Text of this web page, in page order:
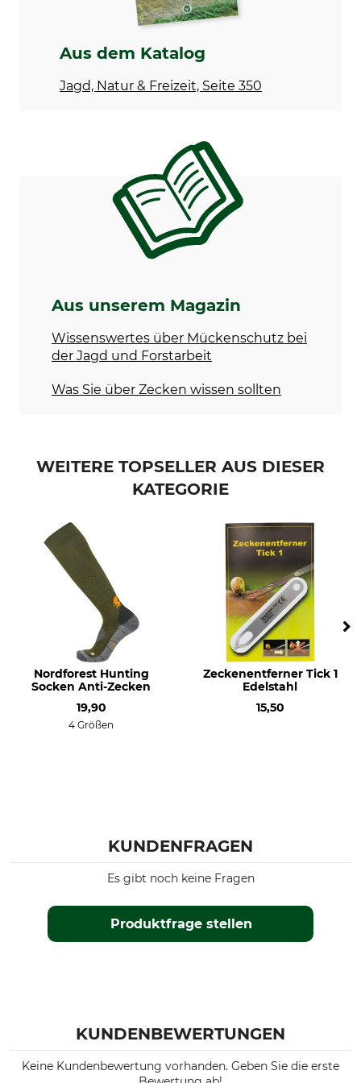
Aus dem Katalog
Jagd, Natur & Freizeit, Seite 350
Aus unserem Magazin
Wissenswertes über Mückenschutz bei
der Jagd und Forstarbeit
Was Sie über Zecken wissen sollten
WEITERE TOPSELLER AUS DIESER
KATEGORIE
Nordforest Hunting
Socken Anti-Zecken
19,90
4 Größen
Zeckenentferner Tick 1
Edelstahl
15,50
KUNDENFRAGEN
Produktfrage stellen
Es gibt noch keine Fragen
KUNDENBEWERTUNGEN
Keine Kundenbewertung vorhanden. Geben Sie die erste